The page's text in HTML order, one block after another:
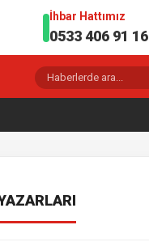
İhbar Hattımız
0533 406 91 16